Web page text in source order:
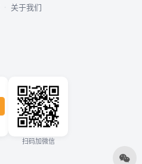
· 关于我们
扫码加微信